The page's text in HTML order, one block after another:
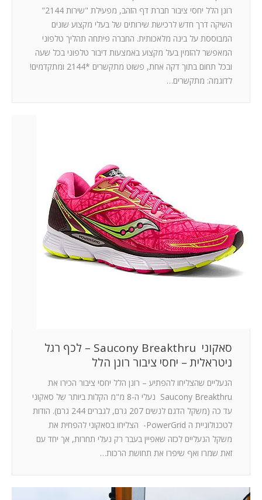
רונן הלל יחסי ציבור חברת דף הזהב, מפעילת "שירות 2144"
השיקה דרך חדש לרכישת שירותים של בעלי מקצוע שונים
המבוססת על בינה מלאכותית. החברה פיתחה תהליך טלפוני
המאפשר להזמין בעל מקצוע באמצעות דיבור טלפוני בכל שעה
ובכל תחום בתוך דקה אחת, פשוט מתקשרים *2144 ומתקדמים!
לדוגמה: מתקשרים…
סאקוני Saucony Breakthru – לכף רגל
ניטראלית – יחסי ציבור רונן הלל
הנעליים שהצליחו להפתיע – רונן הלל יחסי ציבור הכירו את
Saucony Breakthru נעלי ה-8 מ"מ הקלות ביותר של סאקוני
עד כה (משקל הדגם לנשים 207 גרם, לגברים 244 גרם). הודות
לטכנולוגיית ה PowerGrid- הצליחו בסאקוני להפחית את
משקל הנעליים לכזה שאפיין בעבר רק נעלי תחרות, אך יחד עם
זאת שמרו ואף שיפרו את תחושת הרכות…